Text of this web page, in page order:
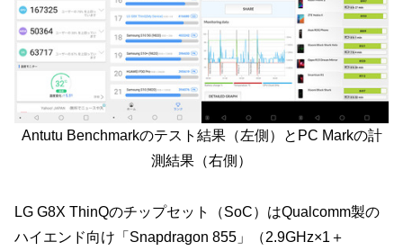
Antutu Benchmarkのテスト結果（左側）とPC Markの計
測結果（右側）
LG G8X ThinQのチップセット（SoC）はQualcomm製の
ハイエンド向け「Snapdragon 855」（2.9GHz×1＋